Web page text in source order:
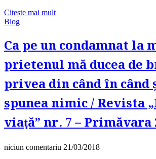
Citește mai mult
Blog
Ca pe un condamnat la
prietenul mă ducea de
privea din când în când
spunea nimic / Revista
viaţă” nr. 7 – Primăvara
niciun comentariu 21/03/2018